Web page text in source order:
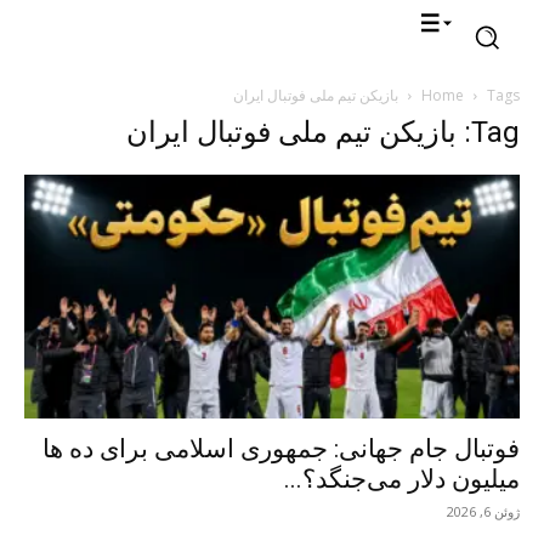
Home Tags بازیکن تیم ملی فوتبال ایران
Tag: بازیکن تیم ملی فوتبال ایران
فوتبال جام جهانی: جمهوری اسلامی برای ده ها
میلیون دلار می‌جنگد؟...
ژوئن 6, 2026